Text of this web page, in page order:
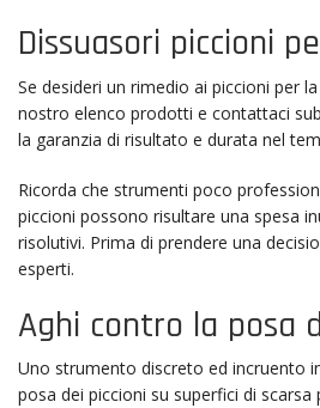
Dissuasori piccioni
Se desideri un rimedio ai piccioni per
nostro elenco prodotti e contattaci
la garanzia di risultato e durata nel
Ricorda che strumenti poco
piccioni possono risultare una spesa
risolutivi. Prima di prendere una
esperti.
Aghi contro la posa
Uno strumento discreto ed incruento
posa dei piccioni su superfici di